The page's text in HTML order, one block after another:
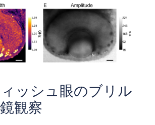
ッシュ眼のブリル
観察